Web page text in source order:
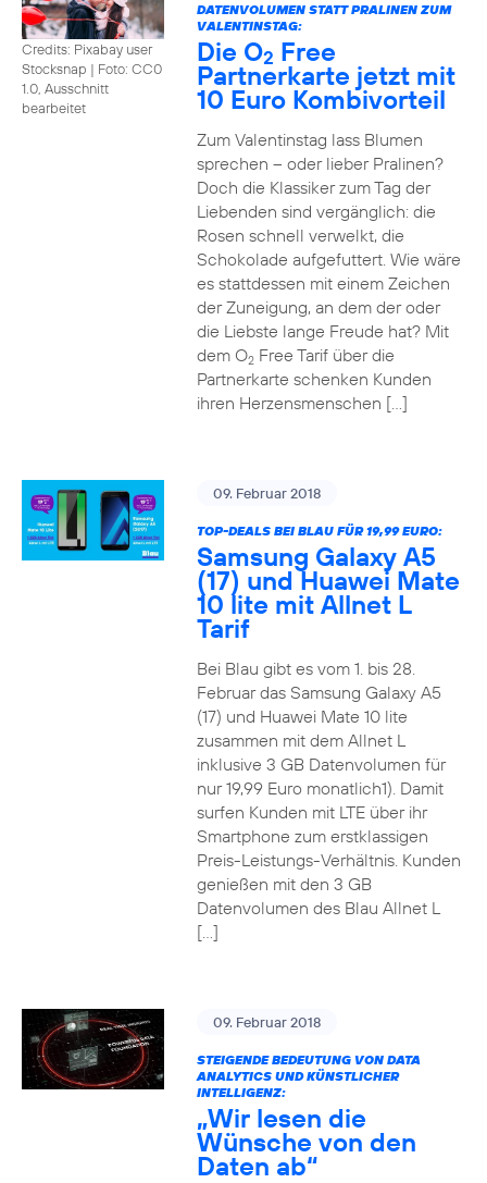
Credits: Pixabay user
Stocksnap | Foto: CC0
1.0, Ausschnitt
bearbeitet
DATENVOLUMEN STATT PRALINEN ZUM
VALENTINSTAG:
Die O2 Free
Partnerkarte jetzt mit
10 Euro Kombivorteil
Zum Valentinstag lass Blumen
sprechen – oder lieber Pralinen?
Doch die Klassiker zum Tag der
Liebenden sind vergänglich: die
Rosen schnell verwelkt, die
Schokolade aufgefuttert. Wie wäre
es stattdessen mit einem Zeichen
der Zuneigung, an dem der oder
die Liebste lange Freude hat? Mit
dem O2Free Tarif über die
Partnerkarte schenken Kunden
ihren Herzensmenschen […]
09. Februar 2018
TOP-DEALS BEI BLAU FÜR 19,99 EURO:
Samsung Galaxy A5
(17) und Huawei Mate
10 lite mit Allnet L
Tarif
Bei Blau gibt es vom 1. bis 28.
Februar das Samsung Galaxy A5
(17) und Huawei Mate 10 lite
zusammen mit dem Allnet L
inklusive 3 GB Datenvolumen für
nur 19,99 Euro monatlich1). Damit
surfen Kunden mit LTE über ihr
Smartphone zum erstklassigen
Preis-Leistungs-Verhältnis. Kunden
genießen mit den 3 GB
Datenvolumen des Blau Allnet L
[…]
09. Februar 2018
STEIGENDE BEDEUTUNG VON DATA
ANALYTICS UND KÜNSTLICHER
INTELLIGENZ:
„Wir lesen die
Wünsche von den
Daten ab“